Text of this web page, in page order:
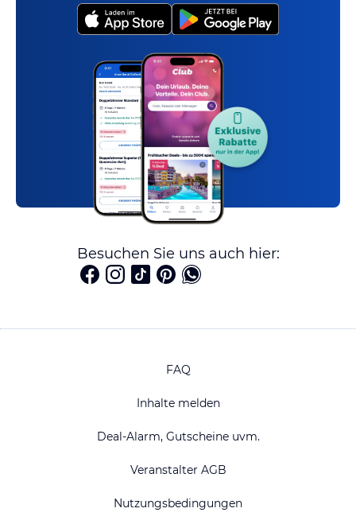
Besuchen Sie uns auch hier:
FAQ
Inhalte melden
Deal-Alarm, Gutscheine uvm.
Veranstalter AGB
Nutzungsbedingungen